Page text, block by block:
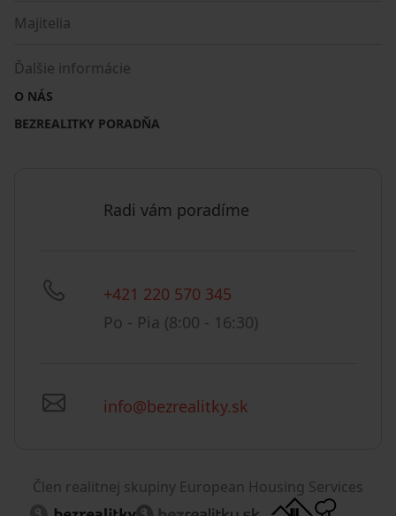
Majitelia
Ďalšie informácie
O NÁS
BEZREALITKY PORADŇA
Radi vám poradíme
+421 220 570 345
Po - Pia (8:00 - 16:30)
info@bezrealitky.sk
Člen realitnej skupiny European Housing Services